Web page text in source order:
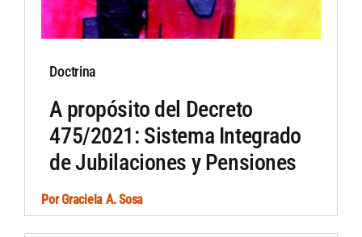
Doctrina
A propósito del Decreto
475/2021: Sistema Integrado
de Jubilaciones y Pensiones
PorGraciela A. Sosa